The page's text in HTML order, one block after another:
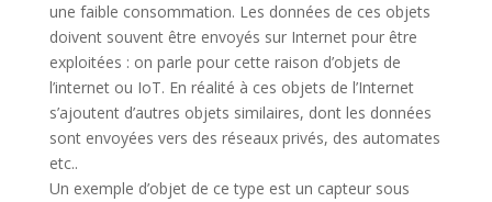
une faible consommation. Les données de ces objets
doivent souvent être envoyés sur Internet pour être
exploitées : on parle pour cette raison d’objets de
l’internet ou IoT. En réalité à ces objets de l’Internet
s’ajoutent d’autres objets similaires, dont les données
sont envoyées vers des réseaux privés, des automates
etc..
Un exemple d’objet de ce type est un capteur sous